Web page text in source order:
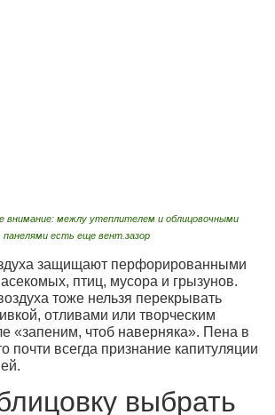
межлу утеплителем и облицовочными
панелями есть еще вент.зазор
защищают перфорированными
птиц, мусора и грызунов.
тоже нельзя перекрывать
отливами или творческим
«запеним, чтоб наверняка». Пена в
почти всегда признание капитуляции
выбрать